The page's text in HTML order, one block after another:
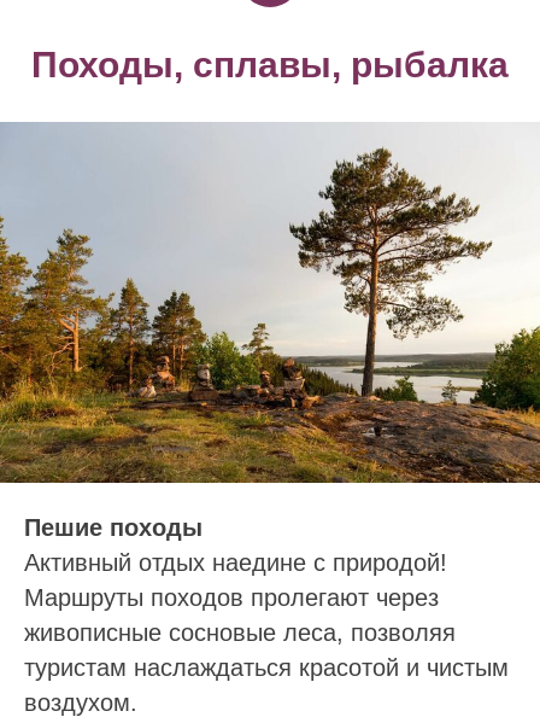
Походы, сплавы, рыбалка
Пешие походы
Активный отдых наедине с природой!
Маршруты походов пролегают через
живописные сосновые леса, позволяя
туристам наслаждаться красотой и чистым
воздухом.